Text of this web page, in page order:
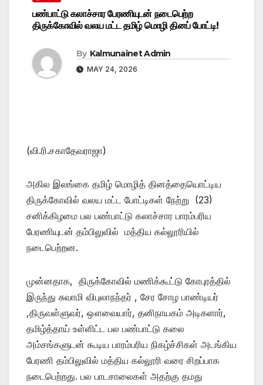
பண்பாட்டு கலாச்சார பேரணியுடன் நடைபெற்ற
திருக்கோவில் வலய மட்ட தமிழ் மொழி தினப் போட்டி!
By Kalmunainet Admin
MAY 24, 2026
(வி.ரி.சகாதேவராஜா)
அகில இலங்கை தமிழ் மொழித் தினத்தையொட்டிய
திருக்கோவில் வலய மட்ட போட்டிகள் நேற்று (23)
சனிக்கிழமை பல பண்பாட்டு கலாச்சார பாரம்பரிய
பேரணியுடன் தம்பிலுவில் மத்திய கல்லூரியில்
நடைபெற்றன.
முன்னதாக, திருக்கோவில் மணிக்கூட்டு கோபுரத்தில்
இருந்து சுவாமி விபுலாநந்தர் , சேர சோழ பாண்டியர்
,திருவள்ளுவர், ஔவையார், தனிநாயகம் அடிகளார்,
தமிழ்த்தாய் உள்ளிட்ட பல பண்பாட்டு கலை
அம்சங்களுடன் கூடிய பாரம்பரிய நிகழ்ச்சிகள் அடங்கிய
பேரணி தம்பிலுவில் மத்திய கல்லூரி வரை சிறப்பாக
நடைபெற்றது. பல பாடசாலைகள் அதற்கு தமது